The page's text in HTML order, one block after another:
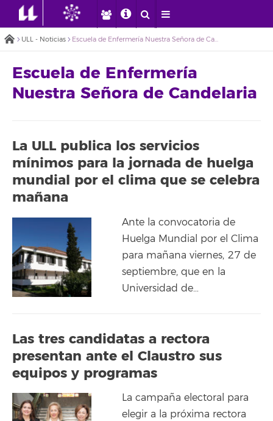
ULL - Noticias Escuela de Enfermería Nuestra Señora de Candelaria
Escuela de Enfermería
Nuestra Señora de Candelaria
La ULL publica los servicios
mínimos para la jornada de huelga
mundial por el clima que se celebra
mañana
Ante la convocatoria de
Huelga Mundial por el Clima
para mañana viernes, 27 de
septiembre, que en la
Universidad de…
Las tres candidatas a rectora
presentan ante el Claustro sus
equipos y programas
La campaña electoral para
elegir a la próxima rectora